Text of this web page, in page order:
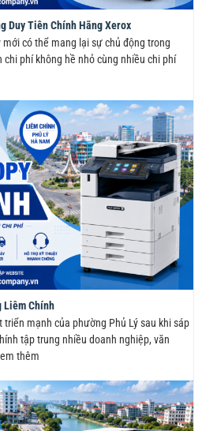
Duy Tiên Chính Hãng Xerox
có thể mang lại sự chủ động trong
phí không hề nhỏ cùng nhiều chi phí
Liêm Chính
mạnh của phường Phủ Lý sau khi sáp
tập trung nhiều doanh nghiệp, văn
thêm